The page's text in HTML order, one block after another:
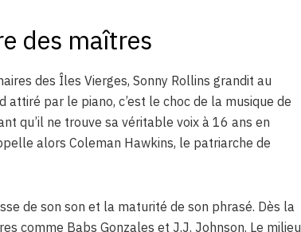
des maîtres
des Îles Vierges, Sonny Rollins grandit au
par le piano, c’est le choc de la musique de
qu’il ne trouve sa véritable voix à 16 ans en
alors Coleman Hawkins, le patriarche de
de son son et la maturité de son phrasé. Dès la
comme Babs Gonzales et J.J. Johnson. Le milieu